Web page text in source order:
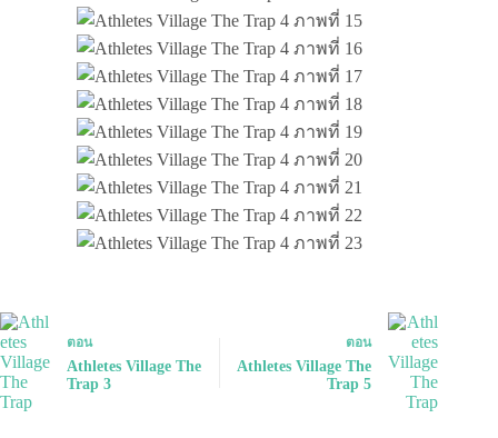
ตอน
Athletes Village The
Trap 3
ตอน
Athletes Village The
Trap 5